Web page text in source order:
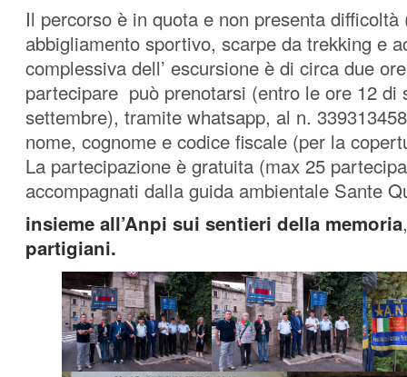
Il percorso è in quota e non presenta
abbigliamento sportivo, scarpe da trekking e
complessiva dell’ escursione è di circa due
partecipare può prenotarsi (entro le ore 12 di
settembre), tramite whatsapp, al n.
nome, cognome e codice fiscale (per la
La partecipazione è gratuita (max 25
accompagnati dalla guida ambientale Sante
insieme all’Anpi sui sentieri della memoria,
partigiani.